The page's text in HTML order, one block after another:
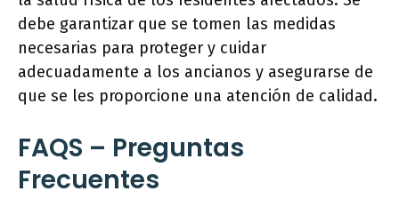
debe garantizar que se tomen las medidas
necesarias para proteger y cuidar
adecuadamente a los ancianos y asegurarse de
que se les proporcione una atención de calidad.
FAQS – Preguntas
Frecuentes